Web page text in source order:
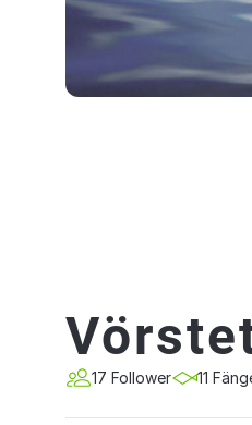
17 Follower 11